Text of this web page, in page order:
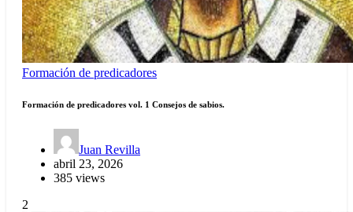
Formación de predicadores
Formación de predicadores vol. 1 Consejos de sabios.
Juan Revilla
abril 23, 2026
385 views
2